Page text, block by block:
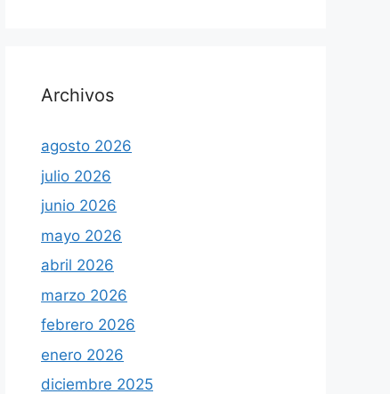
Archivos
agosto 2026
julio 2026
junio 2026
mayo 2026
abril 2026
marzo 2026
febrero 2026
enero 2026
diciembre 2025